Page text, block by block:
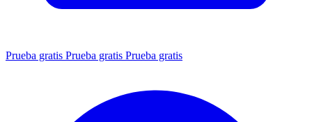
Prueba gratis Prueba gratis Prueba gratis